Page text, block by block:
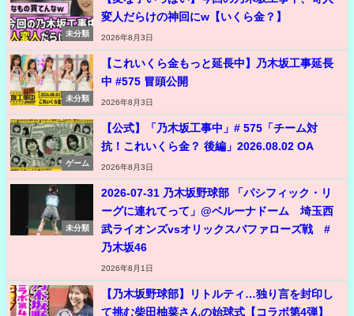
未分類
変人だらけの神回にw【いくら金？】
2026年8月3日
未分類
【これいくら金もっと延長中】乃木坂工事延長
中 #575 冒頭公開
2026年8月3日
ゲーム
【公式】「乃木坂工事中」# 575「チーム対
抗！これいくら金？ 後編」2026.08.02 OA
2026年8月3日
未分類
2026-07-31 乃木坂野球部 「パシフィック・リ
ーグに連れてって」@ベルーナドーム 埼玉西
武ライオンズvsオリックスバファローズ戦 #
乃木坂46
2026年8月1日
【乃木坂野球部】リトルティ…独り言を封印し
て挑む柴田柚菜さんの始球式【コラボ第4弾】